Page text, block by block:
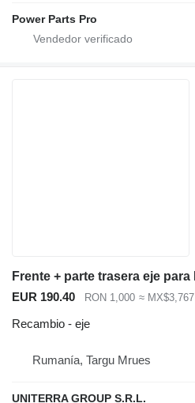
Power Parts Pro
EUR 190.40 RON 1,000 ≈ MX$3,767
Recambio - eje
Rumanía, Targu Mrues
UNITERRA GROUP S.R.L.